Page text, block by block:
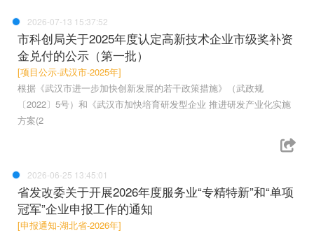
2026-07-13 15:37:52
市科创局关于2025年度认定高新技术企业市级奖补资
金兑付的公示（第一批）
[项目公示-武汉市-2025年]
根据《武汉市进一步加快创新发展的若干政策措施》（武政规
〔2022〕5号）和《武汉市加快培育研发型企业 推进研发产业化实施
方案(2
2026-06-25 13:45:01
省发改委关于开展2026年度服务业“专精特新”和“单项
冠军”企业申报工作的通知
[申报通知-湖北省-2026年]